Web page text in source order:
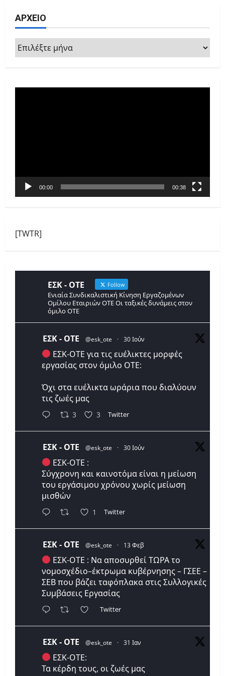
ΑΡΧΕΙΟ
ΑΡΧΕΙΟ
00:00 00:38
[TWTR]
ΕΣΚ - ΟΤΕ Follow
Ενιαία Συνδικαλιστική Κίνηση Εργαζομένων
Ομίλου Εταιριών ΟΤΕ Οι ταξικές δυνάμεις στον
όμιλο ΟΤΕ
ΕΣΚ - ΟΤΕ @esk_ote · 30 Ιούν
ΕΣΚ-ΟΤΕ για τις ευέλικτες μορφές
εργασίας στον όμιλο ΟΤΕ:
Όχι στα ευέλικτα ωράρια που διαλύουν
τις ζωές μας
3 3 Twitter
ΕΣΚ - ΟΤΕ @esk_ote · 30 Ιούν
ΕΣΚ-ΟΤΕ :
Σύγχρονη και καινοτόμα είναι η μείωση
του εργάσιμου χρόνου χωρίς μείωση
μισθών
1 Twitter
ΕΣΚ - ΟΤΕ @esk_ote · 13 Φεβ
ΕΣΚ-ΟΤΕ : Να αποσυρθεί ΤΩΡΑ το
νομοσχέδιο–έκτρωμα κυβέρνησης – ΓΣΕΕ –
ΣΕΒ που βάζει ταφόπλακα στις Συλλογικές
Συμβάσεις Εργασίας
Twitter
ΕΣΚ - ΟΤΕ @esk_ote · 31 Ιαν
ΕΣΚ-ΟΤΕ:
Τα κέρδη τους, οι ζωές μας